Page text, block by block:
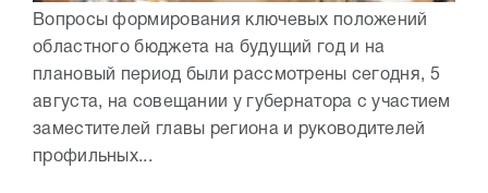
Вопросы формирования ключевых положений
областного бюджета на будущий год и на
плановый период были рассмотрены сегодня, 5
августа, на совещании у губернатора с участием
заместителей главы региона и руководителей
профильных...